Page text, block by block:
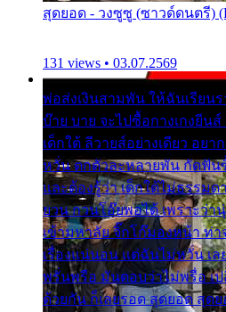
สุดยอด - วงซูซู (ซาวด์ดนตรี)
131 views • 03.07.2569
พ่อส่งเงินสามพัน ให้ฉันเรียน
บ๊าย บาย จะไปซื้อกางเกงยีนส์
เด็กใต้ ลีวายส์อย่างเดียว อย
หวั่น ตกตัวละหลายพัน กัดฟัน
และต้องรู้ว่า เด็กใต้ไม่ธรรมด
ยวน กวนโอ๊ยพอได้ เพราะว่า
เข้ามหาลัย จิ๊กโก๊มองหน้า ท่
เรื่องแน่นอน แต่ฉันไม่หวั่น เ
พรั่นพรือ มันตอบว่าไม่พรื่อ เป
ด้วยกัน ก็เลยรอด สุดยอด สุด